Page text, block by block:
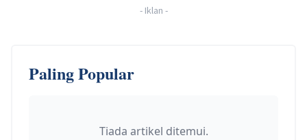
- Iklan -
Paling Popular
Tiada artikel ditemui.